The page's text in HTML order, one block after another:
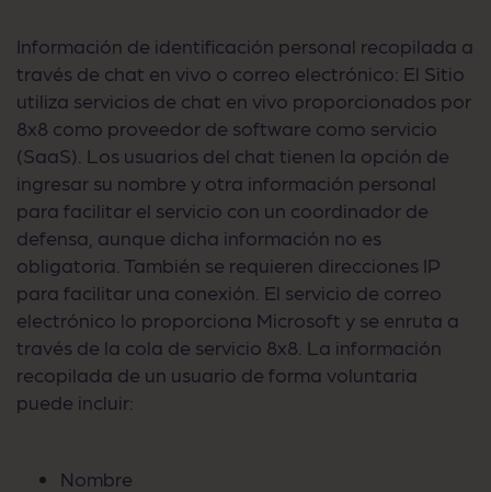
Información de identificación personal recopilada a
través de chat en vivo o correo electrónico: El Sitio
utiliza servicios de chat en vivo proporcionados por
8x8 como proveedor de software como servicio
(SaaS). Los usuarios del chat tienen la opción de
ingresar su nombre y otra información personal
para facilitar el servicio con un coordinador de
defensa, aunque dicha información no es
obligatoria. También se requieren direcciones IP
para facilitar una conexión. El servicio de correo
electrónico lo proporciona Microsoft y se enruta a
través de la cola de servicio 8x8. La información
recopilada de un usuario de forma voluntaria
puede incluir:
Nombre